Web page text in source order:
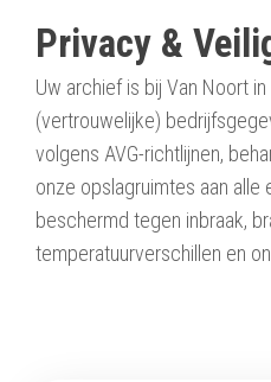
Privacy &
Uw archief is bij Van Noort
(vertrouwelijke)
volgens AVG-richtlijnen,
onze opslagruimtes aan
beschermd tegen inbraak,
temperatuurverschillen en